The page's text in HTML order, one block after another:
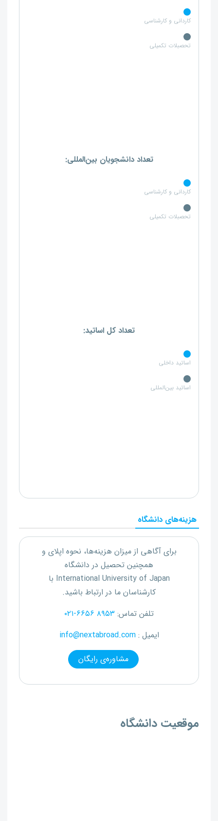
کاردانی و کارشناسی
تحصبلات تکمیلی
تعداد دانشجویان بین‌المللی:
کاردانی و کارشناسی
تحصبلات تکمیلی
تعداد کل اساتید:
اساتید داخلی
اساتید بین‌المللی
هزینه‌های دانشگاه
برای آگاهی از میزان هزینه‌ها، نحوه اپلای و
همچنین تحصیل در دانشگاه
International University of Japan با
کارشناسان ما در ارتباط باشید.
تلفن تماس: ۰۲۱-۶۶۵۶ ۸۹۵۳
ایمیل :info@nextabroad.com
مشاوره‌ی رایگان
موقعیت دانشگاه